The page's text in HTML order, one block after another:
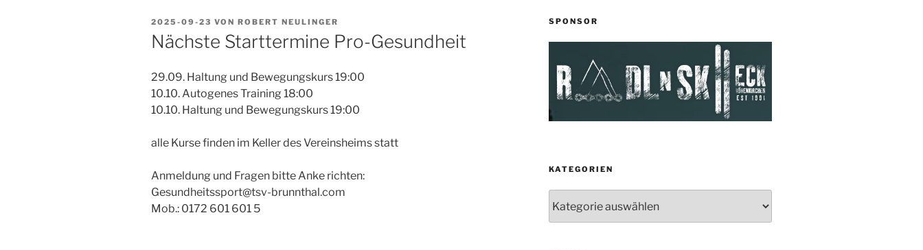
VERÖFFENTLICHT
AM
2025-09-23 VON ROBERT NEULINGER
Nächste Starttermine Pro-Gesundheit
29.09. Haltung und Bewegungskurs 19:00
10.10. Autogenes Training 18:00
10.10. Haltung und Bewegungskurs 19:00
alle Kurse finden im Keller des Vereinsheims statt
Anmeldung und Fragen bitte Anke richten:
Gesundheitssport@tsv-brunnthal.com
Mob.: 0172 601 601 5
SPONSOR
KATEGORIEN